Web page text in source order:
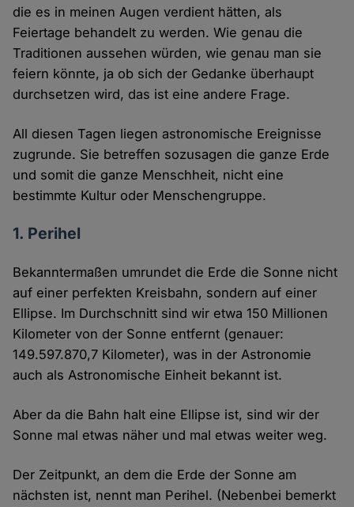
die es in meinen Augen verdient hätten, als
Feiertage behandelt zu werden. Wie genau die
Traditionen aussehen würden, wie genau man sie
feiern könnte, ja ob sich der Gedanke überhaupt
durchsetzen wird, das ist eine andere Frage.
All diesen Tagen liegen astronomische Ereignisse
zugrunde. Sie betreffen sozusagen die ganze Erde
und somit die ganze Menschheit, nicht eine
bestimmte Kultur oder Menschengruppe.
1. Perihel
Bekanntermaßen umrundet die Erde die Sonne nicht
auf einer perfekten Kreisbahn, sondern auf einer
Ellipse. Im Durchschnitt sind wir etwa 150 Millionen
Kilometer von der Sonne entfernt (genauer:
149.597.870,7 Kilometer), was in der Astronomie
auch als Astronomische Einheit bekannt ist.
Aber da die Bahn halt eine Ellipse ist, sind wir der
Sonne mal etwas näher und mal etwas weiter weg.
Der Zeitpunkt, an dem die Erde der Sonne am
nächsten ist, nennt man Perihel. (Nebenbei bemerkt